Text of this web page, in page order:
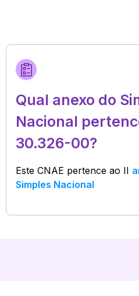
Qual anexo do
Nacional
30.326-00?
Este CNAE pertence ao II
Simples Nacional